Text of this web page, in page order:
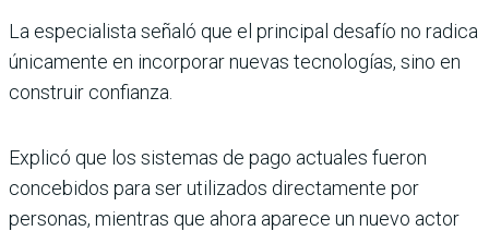
La especialista señaló que el principal desafío no radica
únicamente en incorporar nuevas tecnologías, sino en
construir confianza.
Explicó que los sistemas de pago actuales fueron
concebidos para ser utilizados directamente por
personas, mientras que ahora aparece un nuevo actor